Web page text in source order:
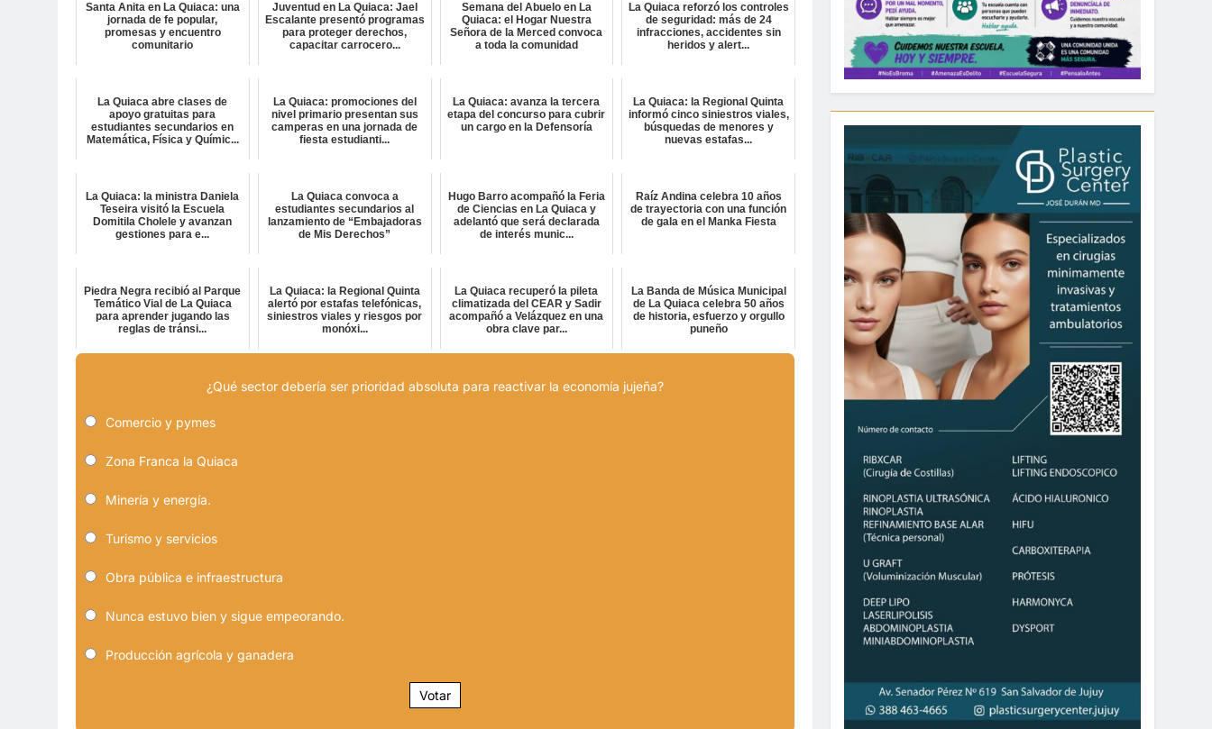
Santa Anita en La Quiaca: una
jornada de fe popular,
promesas y encuentro
comunitario
Juventud en La Quiaca: Jael
Escalante presentó programas
para proteger derechos,
capacitar carrocero...
Semana del Abuelo en La
Quiaca: el Hogar Nuestra
Señora de la Merced convoca
a toda la comunidad
La Quiaca reforzó los controles
de seguridad: más de 24
infracciones, accidentes sin
heridos y alert...
La Quiaca abre clases de
apoyo gratuitas para
estudiantes secundarios en
Matemática, Física y Químic...
La Quiaca: promociones del
nivel primario presentan sus
camperas en una jornada de
fiesta estudianti...
La Quiaca: avanza la tercera
etapa del concurso para cubrir
un cargo en la Defensoría
La Quiaca: la Regional Quinta
informó cinco siniestros viales,
búsquedas de menores y
nuevas estafas...
La Quiaca: la ministra Daniela
Teseira visitó la Escuela
Domitila Cholele y avanzan
gestiones para e...
La Quiaca convoca a
estudiantes secundarios al
lanzamiento de “Embajadoras
de Mis Derechos”
Hugo Barro acompañó la Feria
de Ciencias en La Quiaca y
adelantó que será declarada
de interés munic...
Raíz Andina celebra 10 años
de trayectoria con una función
de gala en el Manka Fiesta
Piedra Negra recibió al Parque
Temático Vial de La Quiaca
para aprender jugando las
reglas de tránsi...
La Quiaca: la Regional Quinta
alertó por estafas telefónicas,
siniestros viales y riesgos por
monóxi...
La Quiaca recuperó la pileta
climatizada del CEAR y Sadir
acompañó a Velázquez en una
obra clave par...
La Banda de Música Municipal
de La Quiaca celebra 50 años
de historia, esfuerzo y orgullo
puneño
¿Qué sector debería ser prioridad absoluta para reactivar la economía jujeña?
Comercio y pymes
Zona Franca la Quiaca
Minería y energía.
Turismo y servicios
Obra pública e infraestructura
Nunca estuvo bien y sigue empeorando.
Producción agrícola y ganadera
Votar